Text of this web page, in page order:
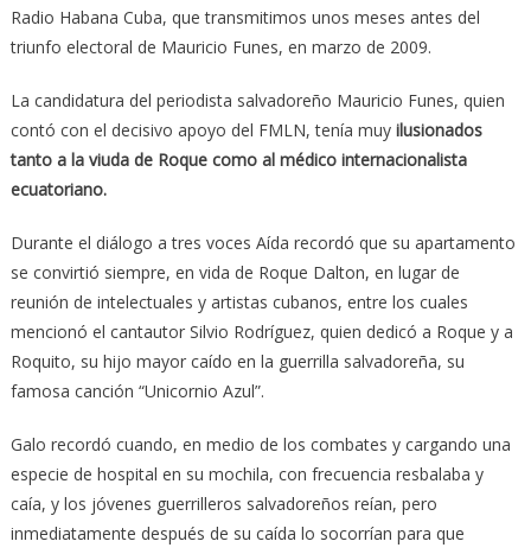
Radio Habana Cuba, que transmitimos unos meses antes del
triunfo electoral de Mauricio Funes, en marzo de 2009.
La candidatura del periodista salvadoreño Mauricio Funes, quien
contó con el decisivo apoyo del FMLN, tenía muy ilusionados
tanto a la viuda de Roque como al médico internacionalista
ecuatoriano.
Durante el diálogo a tres voces Aída recordó que su apartamento
se convirtió siempre, en vida de Roque Dalton, en lugar de
reunión de intelectuales y artistas cubanos, entre los cuales
mencionó el cantautor Silvio Rodríguez, quien dedicó a Roque y a
Roquito, su hijo mayor caído en la guerrilla salvadoreña, su
famosa canción “Unicornio Azul”.
Galo recordó cuando, en medio de los combates y cargando una
especie de hospital en su mochila, con frecuencia resbalaba y
caía, y los jóvenes guerrilleros salvadoreños reían, pero
inmediatamente después de su caída lo socorrían para que